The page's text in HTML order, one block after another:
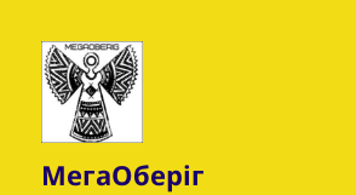
МегаОберіг